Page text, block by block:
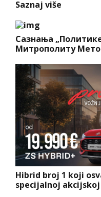
Saznaj više
Сазнања
Митрополиту
Hibrid broj 1 koji
specijalnoj akcijskoj